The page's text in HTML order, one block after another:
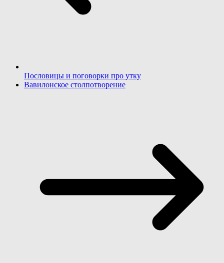
Пословицы и поговорки про утку
Вавилонское столпотворение